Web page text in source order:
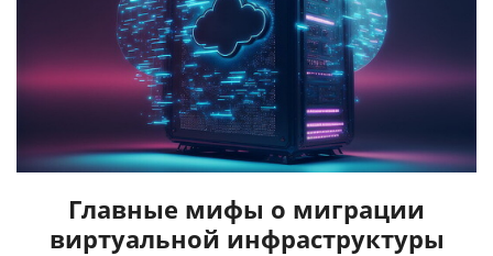
Главные мифы о миграции
виртуальной инфраструктуры